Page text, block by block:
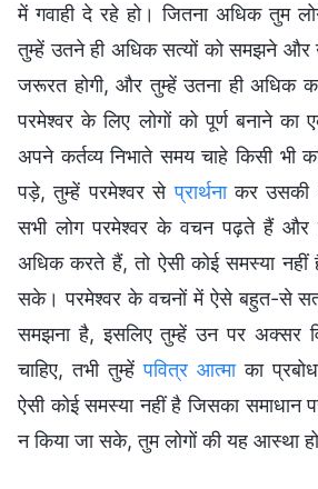
में गवाही दे रहे हो। जितना अधिक तुम
तुम्हें उतने ही अधिक सत्यों को समझने
जरूरत होगी, और तुम्हें उतना ही अधिक
परमेश्वर के लिए लोगों को पूर्ण बनाने
अपने कर्तव्य निभाते समय चाहे किसी भी
पड़े, तुम्हें परमेश्वर सेप्रार्थनाकर उसकी
सभी लोग परमेश्वर के वचन पढ़ते हैं और
अधिक करते हैं, तो ऐसी कोई समस्या
सके। परमेश्वर के वचनों में ऐसे बहुत-से
समझना है, इसलिए तुम्हें उन पर अक्सर
चाहिए, तभी तुम्हेंपवित्र आत्माका
ऐसी कोई समस्या नहीं है जिसका समाधान
न किया जा सके, तुम लोगों की यह आस्था